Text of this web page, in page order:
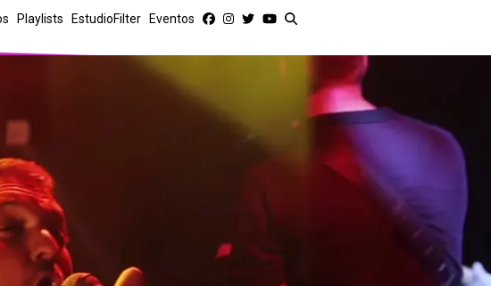
Playlists EstudioFilter Eventos